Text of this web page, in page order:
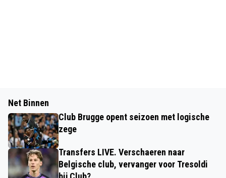
Net Binnen
Club Brugge opent seizoen met logische
zege
Transfers LIVE. Verschaeren naar
Belgische club, vervanger voor Tresoldi